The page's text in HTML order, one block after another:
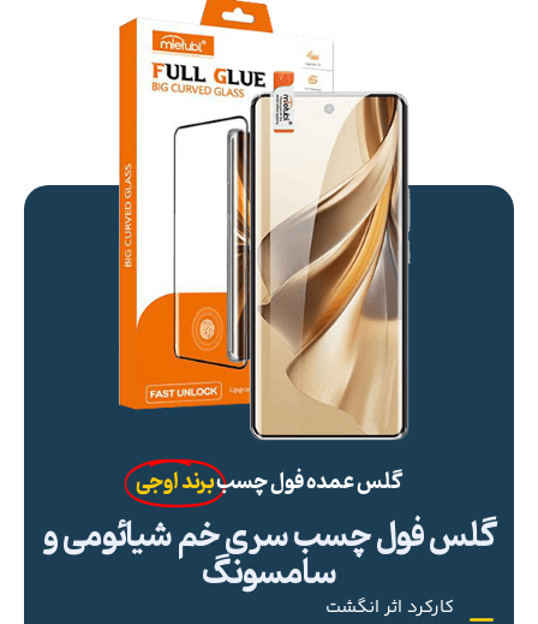
گلس عمده فول چسببرند اوجی
گلس فول چسب سری خم شیائومی و
سامسونگ
کارکرد اثر انگشت